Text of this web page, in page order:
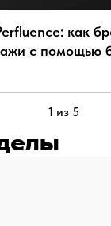
как
с помощью
1 из 5